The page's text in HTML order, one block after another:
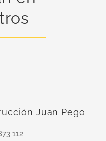
Juan Pego
112